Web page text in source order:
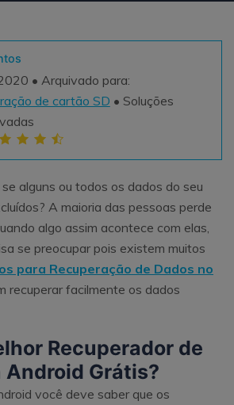
Teste Grátis
Dados
de Dados
Teste Online
• Arquivado para:
de cartão SD • Soluções
alguns ou todos os dados do seu
A maioria das pessoas perde
algo assim acontece com elas,
se preocupar pois existem muitos
para Recuperação de Dados no
recuperar facilmente os dados
Recuperador de
Android Grátis?
você deve saber que os